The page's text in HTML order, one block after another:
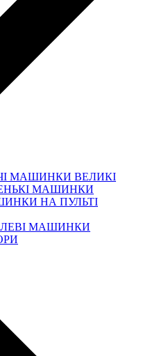
МАШИНКИ ВЕЛИКІ
МАШИНКИ
НА ПУЛЬТІ
МАШИНКИ